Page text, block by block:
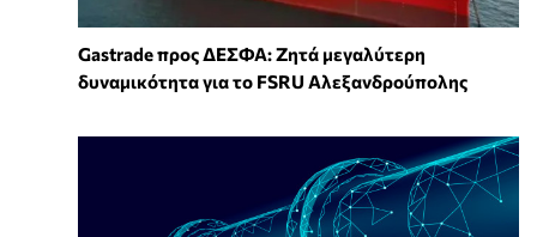
Gastrade προς ΔΕΣΦΑ: Ζητά μεγαλύτερη
δυναμικότητα για το FSRU Αλεξανδρούπολης